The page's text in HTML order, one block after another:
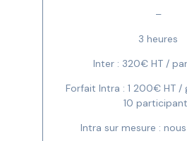
–
3 heures
Inter : 320€ HT /
Forfait Intra : 1 200€ HT /
10
Intra sur mesure :